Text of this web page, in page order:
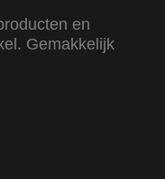
en
Gemakkelijk